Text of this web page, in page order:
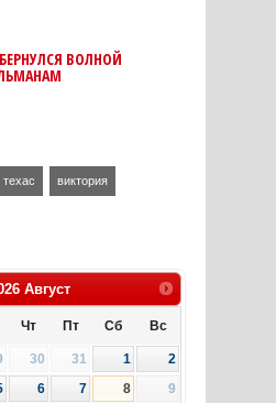
ВОЛНОЙ
техас виктория
Август
Чт Пт Сб Вс
30 31 1
2
6 7 8
9